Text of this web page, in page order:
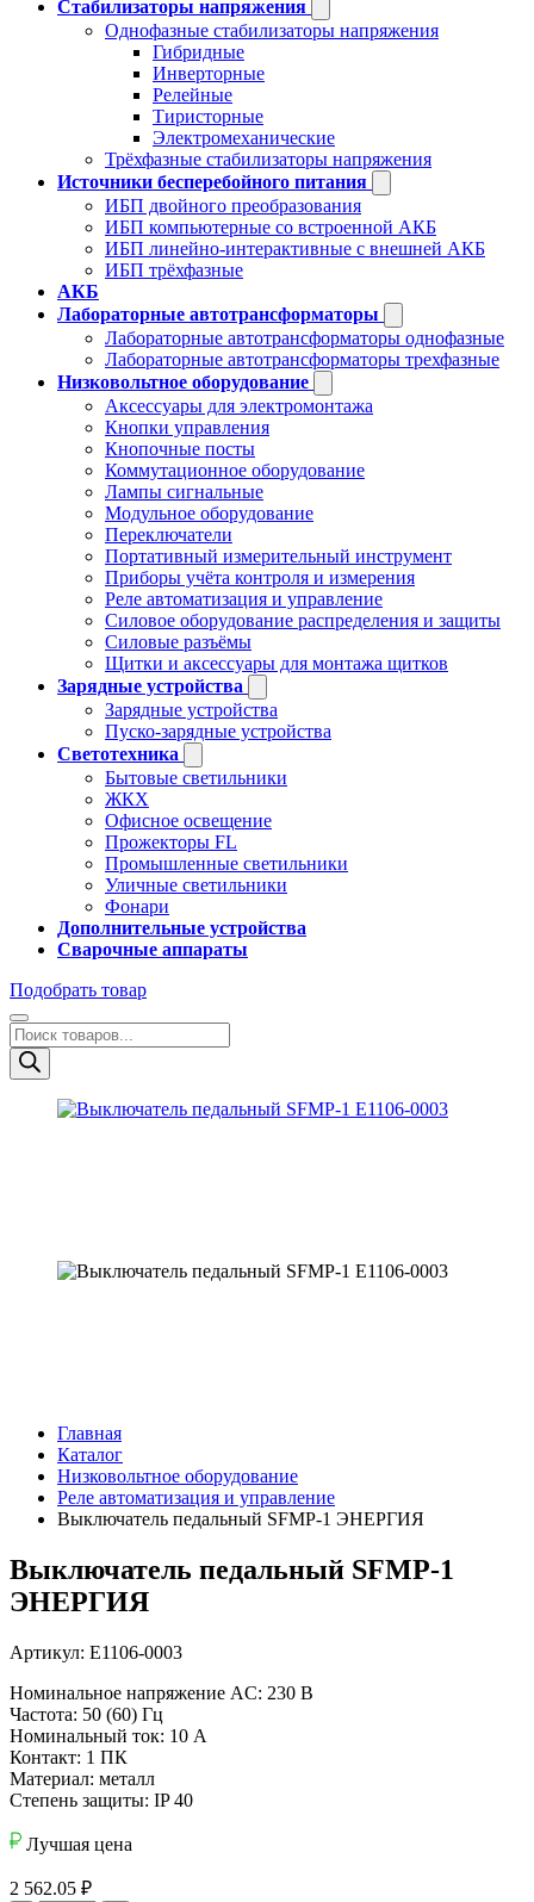
Стабилизаторы напряжения
Однофазные стабилизаторы напряжения
Гибридные
Инверторные
Релейные
Тиристорные
Электромеханические
Трёхфазные стабилизаторы напряжения
Источники бесперебойного питания
ИБП двойного преобразования
ИБП компьютерные со встроенной АКБ
ИБП линейно-интерактивные с внешней АКБ
ИБП трёхфазные
АКБ
Лабораторные автотрансформаторы
Лабораторные автотрансформаторы однофазные
Лабораторные автотрансформаторы трехфазные
Низковольтное оборудование
Аксессуары для электромонтажа
Кнопки управления
Кнопочные посты
Коммутационное оборудование
Лампы сигнальные
Модульное оборудование
Переключатели
Портативный измерительный инструмент
Приборы учёта контроля и измерения
Реле автоматизация и управление
Силовое оборудование распределения и защиты
Силовые разъёмы
Щитки и аксессуары для монтажа щитков
Зарядные устройства
Зарядные устройства
Пуско-зарядные устройства
Светотехника
Бытовые светильники
ЖКХ
Офисное освещение
Прожекторы FL
Промышленные светильники
Уличные светильники
Фонари
Дополнительные устройства
Сварочные аппараты
Подобрать товар
Поиск
товаров
Главная
Каталог
Низковольтное оборудование
Реле автоматизация и управление
Выключатель педальный SFMP-1 ЭНЕРГИЯ
Выключатель педальный SFMP-1
ЭНЕРГИЯ
Артикул: Е1106-0003
Номинальное напряжение AC: 230 В
Частота: 50 (60) Гц
Номинальный ток: 10 А
Контакт: 1 ПК
Материал: металл
Степень защиты: IP 40
Лучшая цена
2 562.05 ₽